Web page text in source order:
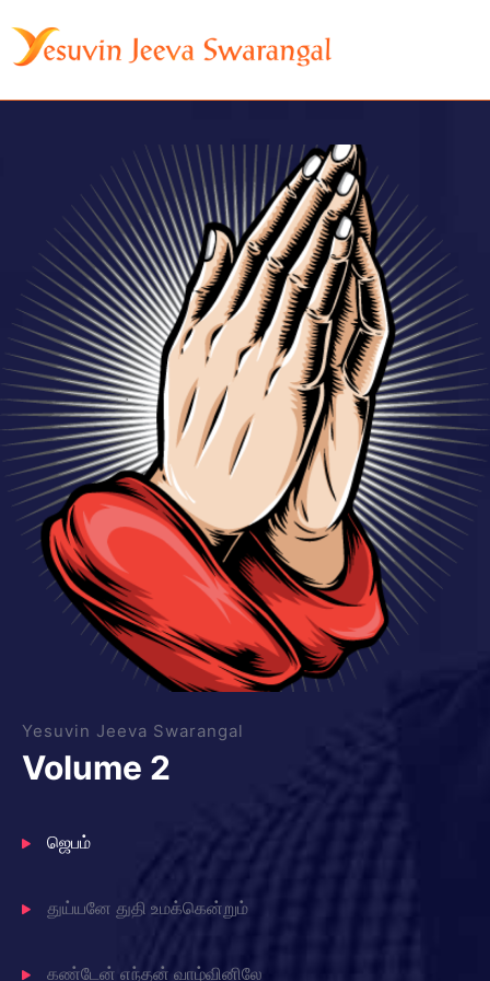
Yesuvin Jeeva Swarangal
Volume 2
ஜெபம்
துய்யனே துதி உமக்கென்றும்
கண்டேன் எந்தன் வாழ்வினிலே